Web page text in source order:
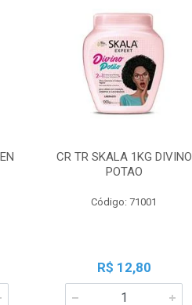
CR TR SKALA 1KG DIVINO
POTAO
Código: 71001
R$ 12,80